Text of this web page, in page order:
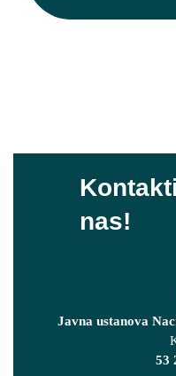
nas!
Javna ustanova
53